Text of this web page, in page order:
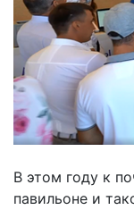
В этом году к
павильоне и